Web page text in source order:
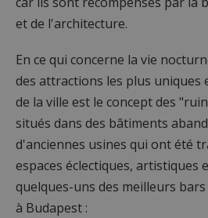
et de l'architecture.
En ce qui concerne la vie
des attractions les plus uniques
de la ville est le concept des
situés dans des bâtiments
d'anciennes usines qui ont été
espaces éclectiques, artistiques
quelques-uns des meilleurs
à Budapest :